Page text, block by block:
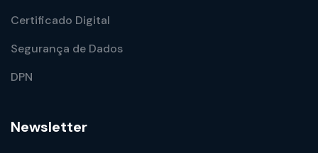
Certificado Digital
Segurança de Dados
DPN
Newsletter